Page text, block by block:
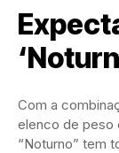
Com a
elenco de peso
“Noturno” tem